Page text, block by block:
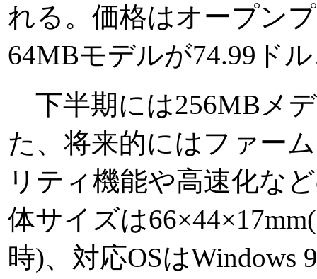
れる。価格はオープン
64MBモデルが74.99ド
下半期には256MBメ
た、将来的にはファー
リティ機能や高速化な
体サイズは
時)、対応OSはWindows